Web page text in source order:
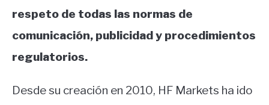
respeto de todas las normas de
comunicación, publicidad y procedimientos
regulatorios.
Desde su creación en 2010, HF Markets ha ido